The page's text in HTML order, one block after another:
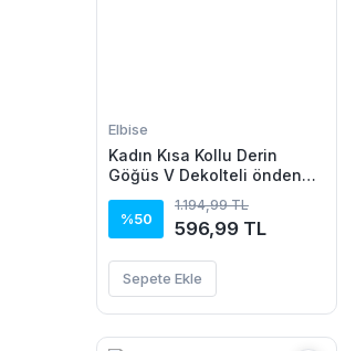
Elbise
Kadın Kısa Kollu Derin
Göğüs V Dekolteli önden
Kısa Süprem Elbise
%50
1.194,99 TL
596,99 TL
Sepete Ekle